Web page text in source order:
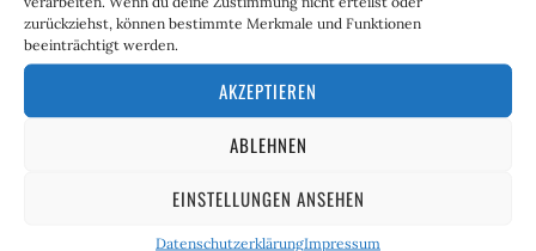
zurückziehst, können bestimmte Merkmale und Funktionen
beeinträchtigt werden.
AKZEPTIEREN
ABLEHNEN
EINSTELLUNGEN ANSEHEN
DatenschutzerklärungImpressum